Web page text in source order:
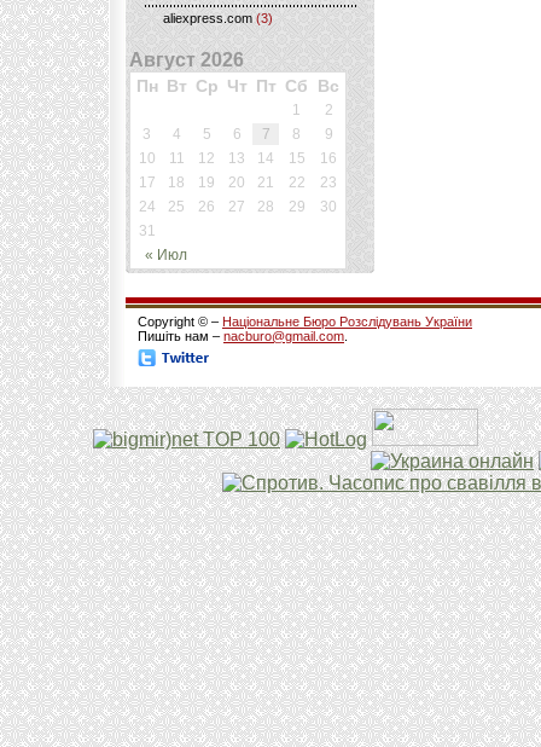
aliexpress.com (3)
Август 2026
Пн Вт Ср Чт Пт Сб Вс
« Июл
1
2
3
4 5 6 7 8
9
10
11 12 13 14 15
16
17
18 19 20 21 22
23
24
25 26 27 28 29
30
31
Copyright © – Національне Бюро Розслідувань України
Пишіть нам – nacburo@gmail.com